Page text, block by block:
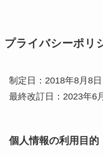
プライバシーポリ
制定日：2018年8月8日
最終改訂日：2023年6
個人情報の利用目的